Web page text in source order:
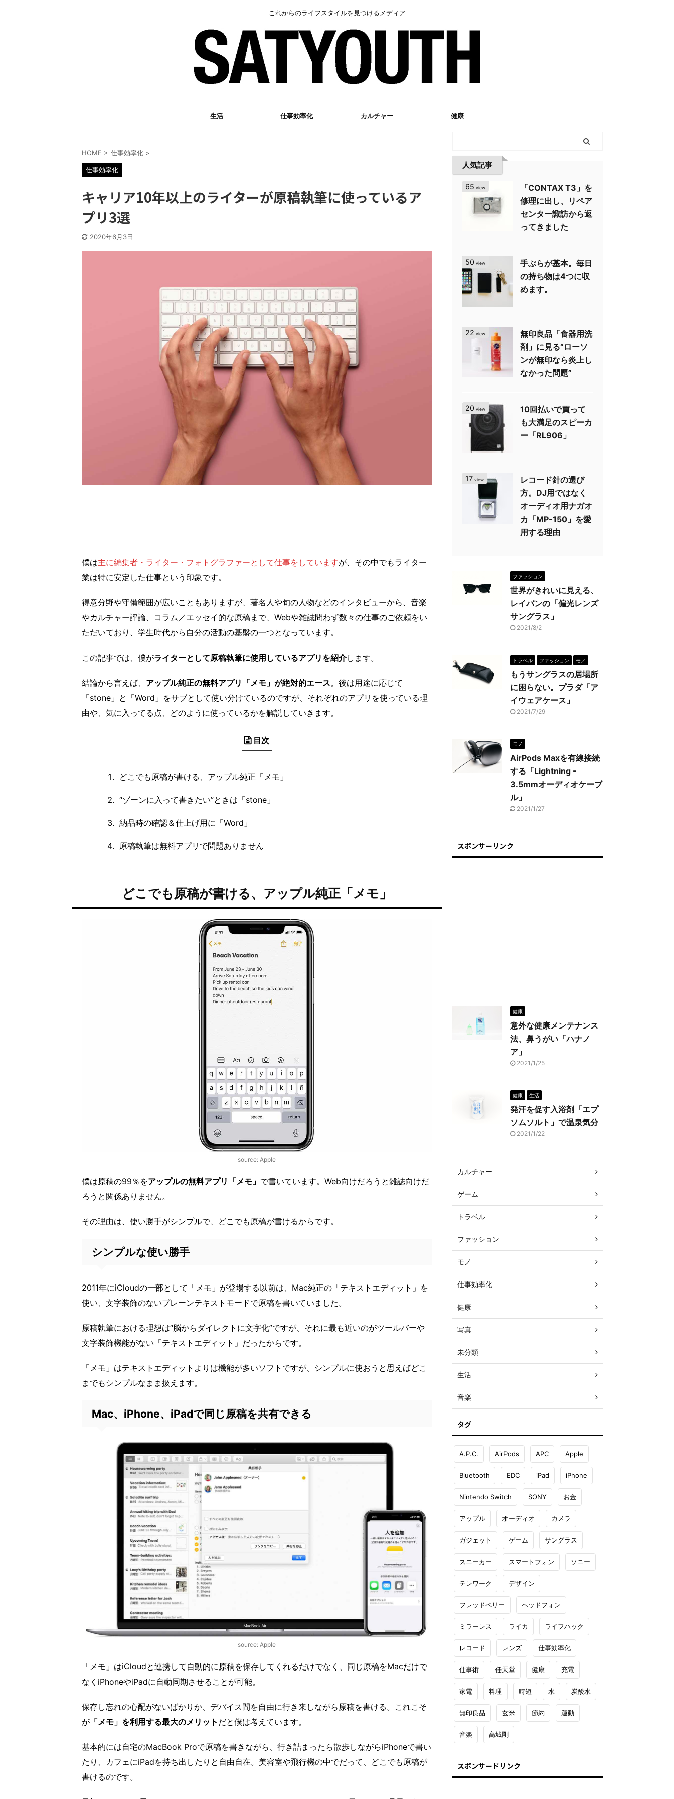
これからのライフスタイルを見つけるメディア
生活 仕事効率化 カルチャー 健康
HOME > 仕事効率化 >
仕事効率化
キャリア10年以上のライターが原稿執筆に使っているア
プリ3選
2020年6月3日
僕は主に編集者・ライター・フォトグラファーとして仕事をしていますが、その中でもライター
業は特に安定した仕事という印象です。
得意分野や守備範囲が広いこともありますが、著名人や旬の人物などのインタビューから、音楽
やカルチャー評論、コラム／エッセイ的な原稿まで、Webや雑誌問わず数々の仕事のご依頼をい
ただいており、学生時代から自分の活動の基盤の一つとなっています。
この記事では、僕がライターとして原稿執筆に使用しているアプリを紹介します。
結論から言えば、 アップル純正の無料アプリ「メモ」が絶対的エース。後は用途に応じて
「stone」と「Word」をサブとして使い分けているのですが、それぞれのアプリを使っている理
由や、気に入ってる点、どのように使っているかを解説していきます。
目次
どこでも原稿が書ける、アップル純正「メモ」
“ゾーンに入って書きたい”ときは「stone」
納品時の確認＆仕上げ用に「Word」
原稿執筆は無料アプリで問題ありません
どこでも原稿が書ける、アップル純正「メモ」
source: Apple
僕は原稿の99％をアップルの無料アプリ「メモ」 で書いています。Web向けだろうと雑誌向けだ
ろうと関係ありません。
その理由は、使い勝手がシンプルで、どこでも原稿が書けるからです。
シンプルな使い勝手
2011年にiCloudの一部として「メモ」が登場する以前は、Mac純正の「テキストエディット」を
使い、文字装飾のないプレーンテキストモードで原稿を書いていました。
原稿執筆における理想は“脳からダイレクトに文字化”ですが、それに最も近いのがツールバーや
文字装飾機能がない「テキストエディット」だったからです。
「メモ」はテキストエディットよりは機能が多いソフトですが、シンプルに使おうと思えばどこ
までもシンプルなまま扱えます。
Mac、iPhone、iPadで同じ原稿を共有できる
source: Apple
「メモ」はiCloudと連携して自動的に原稿を保存してくれるだけでなく、同じ原稿をMacだけで
なくiPhoneやiPadに自動同期させることが可能。
保存し忘れの心配がないばかりか、デバイス間を自由に行き来しながら原稿を書ける。これこそ
が 「メモ」を利用する最大のメリット だと僕は考えています。
基本的には自宅のMacBook Proで原稿を書きながら、行き詰まったら散歩しながらiPhoneで書い
たり、カフェにiPadを持ち出したりと自由自在。美容室や飛行機の中でだって、どこでも原稿が
書けるのです。
人気記事
65 view
「CONTAX T3」を
修理に出し、リペア
センター諏訪から返
ってきました
50 view
手ぶらが基本。毎日
の持ち物は4つに収
めます。
22 view
無印良品「食器用洗
剤」に見る“ローソ
ンが無印なら炎上し
なかった問題”
20 view
10回払いで買って
も大満足のスピーカ
ー「RL906」
17 view
レコード針の選び
方。DJ用ではなく
オーディオ用ナガオ
カ「MP-150」を愛
用する理由
ファッション
世界がきれいに見える、
レイバンの「偏光レンズ
サングラス」
2021/8/2
トラベル ファッション モノ
もうサングラスの居場所
に困らない。プラダ「ア
イウェアケース」
2021/7/29
モノ
AirPods Maxを有線接続
する「Lightning -
3.5mmオーディオケーブ
ル」
2021/1/27
スポンサーリンク
健康
意外な健康メンテナンス
法、鼻うがい「ハナノ
ア」
2021/1/25
健康 生活
発汗を促す入浴剤「エプ
ソムソルト」で温泉気分
2021/1/22
カルチャー
ゲーム
トラベル
ファッション
モノ
仕事効率化
健康
写真
未分類
生活
音楽
タグ
A.P.C. AirPods APC Apple
Bluetooth EDC iPad iPhone
Nintendo Switch SONY お金
アップル オーディオ カメラ
ガジェット ゲーム サングラス
スニーカー スマートフォン ソニー
テレワーク デザイン
フレッドペリー ヘッドフォン
ミラーレス ライカ ライフハック
レコード レンズ 仕事効率化
仕事術 任天堂 健康 充電
家電 料理 時短 水 炭酸水
無印良品 玄米 節約 運動
音楽 高城剛
スポンサードリンク